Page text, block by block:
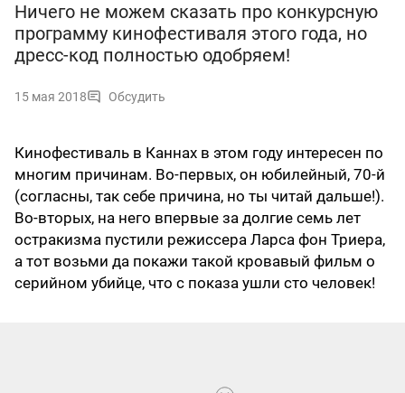
Ничего не можем сказать про конкурсную
программу кинофестиваля этого года, но
дресс-код полностью одобряем!
15 мая 2018 Обсудить
Кинофестиваль в Каннах в этом году интересен по
многим причинам. Во-первых, он юбилейный, 70-й
(согласны, так себе причина, но ты читай дальше!).
Во-вторых, на него впервые за долгие семь лет
остракизма пустили режиссера Ларса фон Триера,
а тот возьми да покажи такой кровавый фильм о
серийном убийце, что с показа ушли сто человек!